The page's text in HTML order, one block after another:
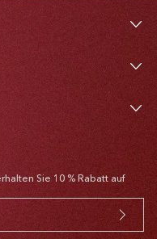
Sie 10 % Rabatt auf